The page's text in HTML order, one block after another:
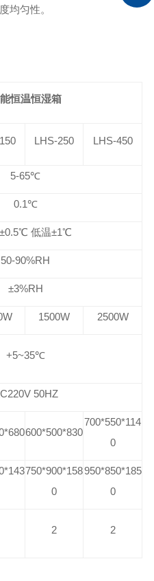
匀性。
恒温恒湿箱
LHS-250 LHS-450
5-65℃
0.1℃
低温±1℃
50-90%RH
±3%RH
1500W 2500W
+5~35℃
50HZ
600*500*830
700*550*114
0
750*900*158
0
950*850*185
0
2 2